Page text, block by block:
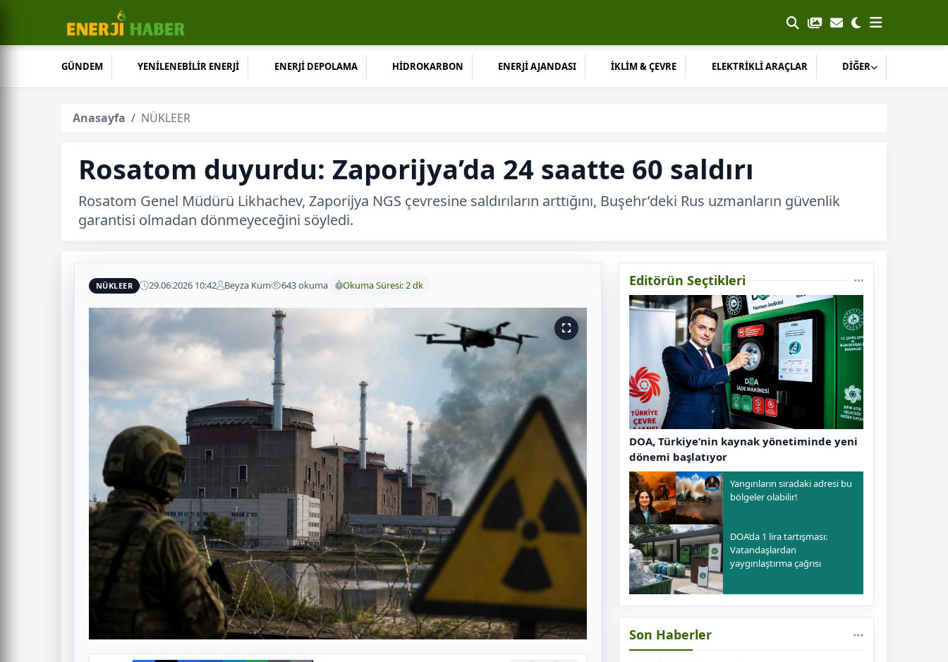
GÜNDEM YENİLENEBİLİR ENERJİ ENERJİ DEPOLAMA HİDROKARBON ENERJİ AJANDASI İKLİM & ÇEVRE ELEKTRİKLİ ARAÇLAR DİĞER
Anasayfa NÜKLEER
Rosatom duyurdu: Zaporijya’da 24 saatte 60 saldırı
Rosatom Genel Müdürü Likhachev, Zaporijya NGS çevresine saldırıların arttığını, Buşehr’deki Rus uzmanların güvenlik
garantisi olmadan dönmeyeceğini söyledi.
NÜKLEER 29.06.2026 10:42 Beyza Kum 643 okuma Okuma Süresi: 2 dk Editörün Seçtikleri
DOA, Türkiye’nin kaynak yönetiminde yeni
dönemi başlatıyor
Yangınların sıradaki adresi bu
bölgeler olabilir!
DOA’da 1 lira tartışması:
Vatandaşlardan
yaygınlaştırma çağrısı
Son Haberler